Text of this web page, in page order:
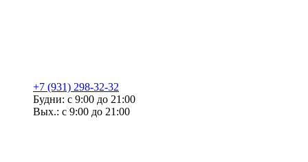
+7 (931) 298-32-32
Будни: с 9:00 до 21:00
Вых.: с 9:00 до 21:00